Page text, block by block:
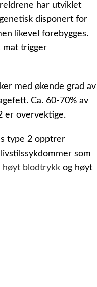
har utviklet
disponert for
likevel forebygges.
mat trigger
med økende grad av
Ca. 60-70% av
er overvektige.
type 2 opptrer
som
høyt blodtrykk og høyt